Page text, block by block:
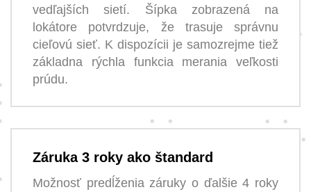
vedľajších sietí. Šípka zobrazená na
lokátore potvrdzuje, že trasuje správnu
cieľovú sieť. K dispozícii je samozrejme tiež
základna rýchla funkcia merania veľkosti
prúdu.
Záruka 3 roky ako štandard
Možnosť predĺženia záruky o ďalšie 4 roky